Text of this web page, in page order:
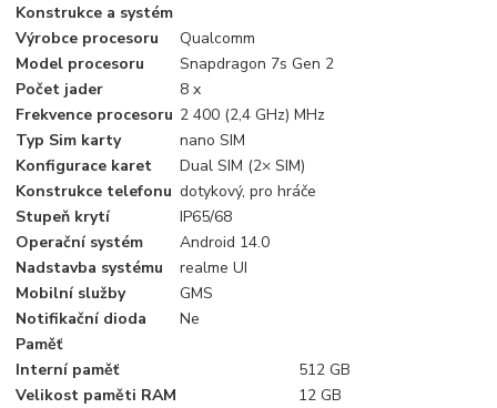
Konstrukce a systém
Výrobce procesoru
Qualcomm
Model procesoru
Snapdragon 7s Gen 2
Počet jader
8 x
Frekvence procesoru 2 400 (2,4 GHz) MHz
Typ Sim karty
nano SIM
Konfigurace karet
Dual SIM (2× SIM)
Konstrukce telefonu dotykový, pro hráče
Stupeň krytí
IP65/68
Operační systém
Android 14.0
Nadstavba systému
realme UI
Mobilní služby
GMS
Notifikační dioda
Ne
Paměť
Interní paměť
512 GB
Velikost paměti RAM
12 GB